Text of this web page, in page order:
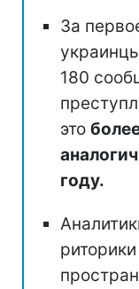
За
180
это
году.